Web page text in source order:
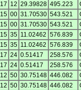
17 12 29.39828 495.223
15 00 31.70530 543.521
15 00 31.70530 543.521
15 35 11.02462 576.839
15 35 11.02462 576.839
17 24 0.51417 258.576
17 24 0.51417 258.576
12 50 30.75148 446.082
12 50 30.75148 446.082